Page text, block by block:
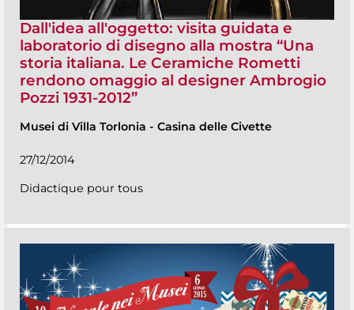
Dall'idea all'oggetto: visita guidata e
laboratorio di disegno alla mostra “Una
storia italiana. Le Ceramiche Rometti
rendono omaggio al designer Ambrogio
Pozzi 1931-2012”
Musei di Villa Torlonia - Casina delle Civette
27/12/2014
Didactique pour tous